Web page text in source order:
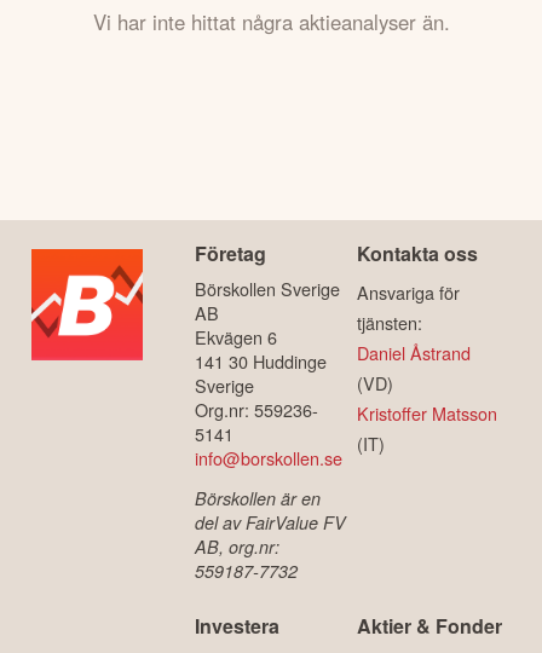
Vi har inte hittat några aktieanalyser än.
Företag
Börskollen Sverige
AB
Ekvägen 6
141 30 Huddinge
Sverige
Org.nr: 559236-
5141
info@borskollen.se
Börskollen är en
del av FairValue FV
AB, org.nr:
559187-7732
Kontakta oss
Ansvariga för
tjänsten:
Daniel Åstrand
(VD)
Kristoffer Matsson
(IT)
Investera Aktier & Fonder